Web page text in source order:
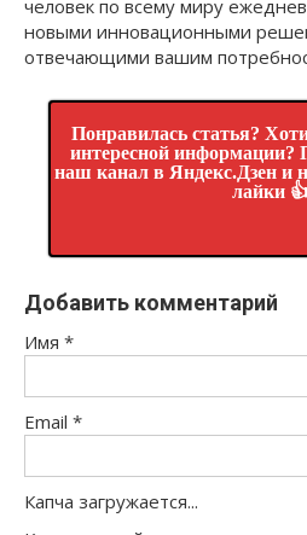
человек по всему миру
новыми инновационными
отвечающими вашим
Понравилась статья?
интересной информации?
наш канал в Яндекс.Дзен и
лайки
Добавить комментарий
Имя *
Email *
Капча загружается...